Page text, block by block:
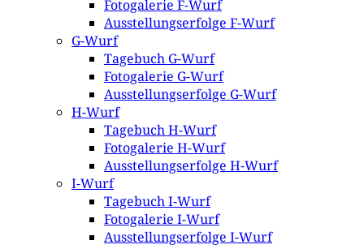
Fotogalerie F-Wurf
Ausstellungserfolge F-Wurf
G-Wurf
Tagebuch G-Wurf
Fotogalerie G-Wurf
Ausstellungserfolge G-Wurf
H-Wurf
Tagebuch H-Wurf
Fotogalerie H-Wurf
Ausstellungserfolge H-Wurf
I-Wurf
Tagebuch I-Wurf
Fotogalerie I-Wurf
Ausstellungserfolge I-Wurf